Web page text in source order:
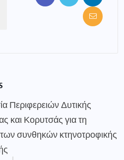
Περιφερειών Δυτικής
και Κορυτσάς για τη
συνθηκών κτηνοτροφικής